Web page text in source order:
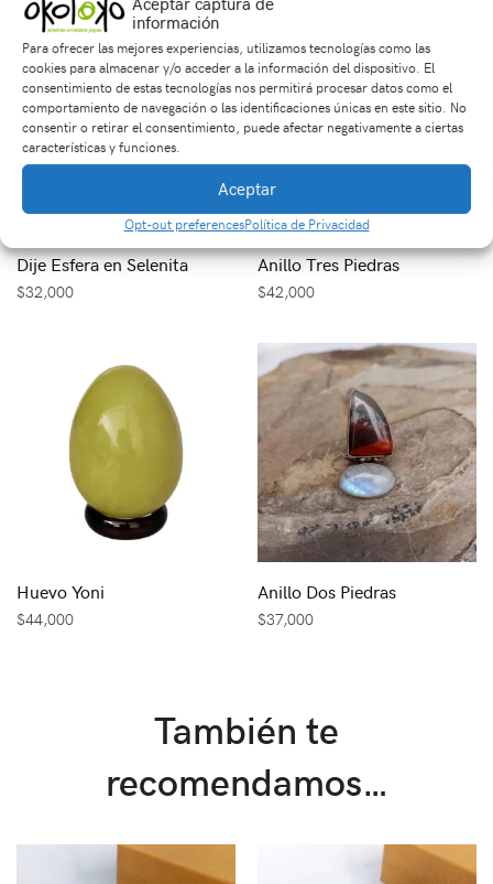
información
Para ofrecer las mejores experiencias, utilizamos tecnologías como las
cookies para almacenar y/o acceder a la información del dispositivo. El
consentimiento de estas tecnologías nos permitirá procesar datos como el
comportamiento de navegación o las identificaciones únicas en este sitio. No
consentir o retirar el consentimiento, puede afectar negativamente a ciertas
características y funciones.
Aceptar
Opt-out preferencesPolítica de Privacidad
Dije Esfera en Selenita
$32,000
Anillo Tres Piedras
$42,000
Huevo Yoni
$44,000
Anillo Dos Piedras
$37,000
También te
recomendamos…